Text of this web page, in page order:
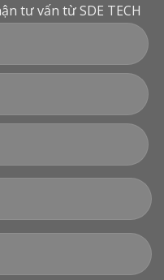
tư vấn từ SDE TECH